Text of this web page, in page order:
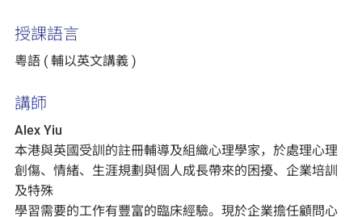
授課語言
粵語 ( 輔以英文講義 )
講師
Alex Yiu
本港與英國受訓的註冊輔導及組織心理學家，於處理心理
創傷、情緒、生涯規劃與個人成長帶來的困擾、企業培訓
及特殊
學習需要的工作有豐富的臨床經驗。現於企業擔任顧問心